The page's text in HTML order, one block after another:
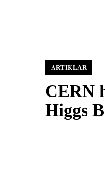
ARTIKLAR
CERN
Higgs